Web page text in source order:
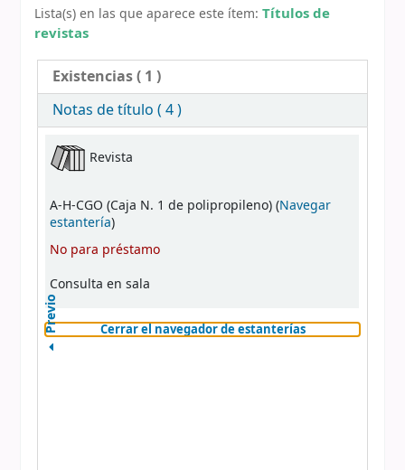
Lista(s) en las que aparece este ítem: Títulos de
revistas
Existencias( 1 )
Notas de título ( 4 )
Existencias
Revista
A-H-CGO (Caja N. 1 de polipropileno) (Navegar
estantería(Abre debajo)
)
No para préstamo
Consulta en sala
Cerrar el navegador de estanterías(Oculta el
Previo